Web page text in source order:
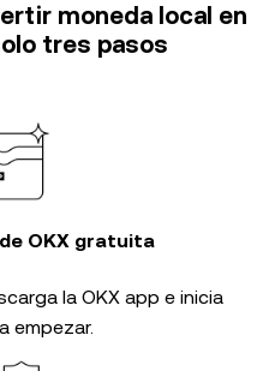
moneda local en
tres pasos
OKX gratuita
la OKX app e inicia
empezar.